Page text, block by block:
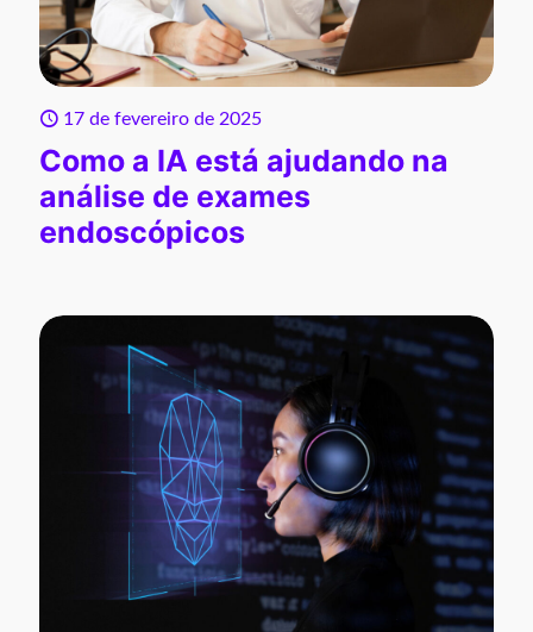
17 de fevereiro de 2025
Como a IA está ajudando na
análise de exames
endoscópicos